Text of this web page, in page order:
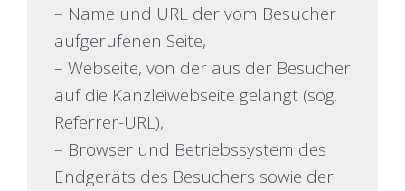
– Name und URL der vom Besucher
aufgerufenen Seite,
– Webseite, von der aus der Besucher
auf die Kanzleiwebseite gelangt (sog.
Referrer-URL),
– Browser und Betriebssystem des
Endgeräts des Besuchers sowie der